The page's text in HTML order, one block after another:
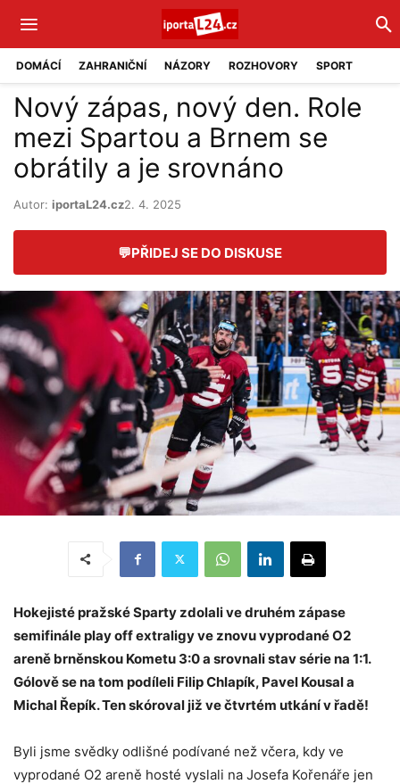
DOMÁCÍ ZAHRANIČNÍ NÁZORY ROZHOVORY SPORT
Nový zápas, nový den. Role
mezi Spartou a Brnem se
obrátily a je srovnáno
Autor: iportaL24.cz2. 4. 2025
💬PŘIDEJ SE DO DISKUSE
Hokejisté pražské Sparty zdolali ve druhém zápase
semifinále play off extraligy ve znovu vyprodané O2
areně brněnskou Kometu 3:0 a srovnali stav série na 1:1.
Gólově se na tom podíleli Filip Chlapík, Pavel Kousal a
Michal Řepík. Ten skóroval již ve čtvrtém utkání v řadě!
Byli jsme svědky odlišné podívané než včera, kdy ve
vyprodané O2 areně hosté vyslali na Josefa Kořenáře jen